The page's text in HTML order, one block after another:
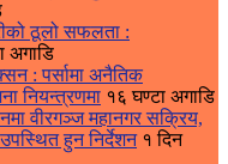
ठूलो सफलता :
अगाडि
: पर्सामा अनैतिक
नियन्त्रणमा १६ घण्टा अगाडि
वीरगञ्ज महानगर सक्रिय,
हुन निर्देशन १ दिन